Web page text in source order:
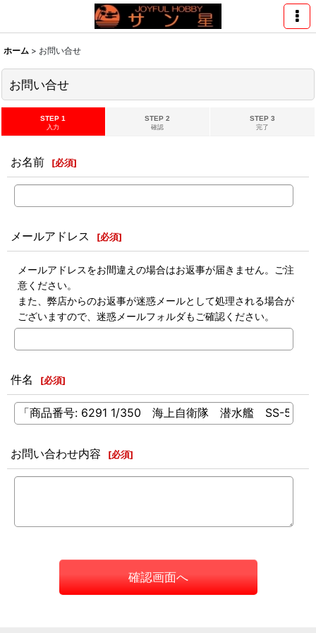
ホーム > お問い合せ
お問い合せ
STEP 1
入力
STEP 2
確認
STEP 3
完了
お名前 [必須]
メールアドレス [必須]
メールアドレスをお間違えの場合はお返事が届きません。ご注
意ください。
また、弊店からのお返事が迷惑メールとして処理される場合が
ございますので、迷惑メールフォルダもご確認ください。
件名 [必須]
お問い合わせ内容 [必須]
確認画面へ